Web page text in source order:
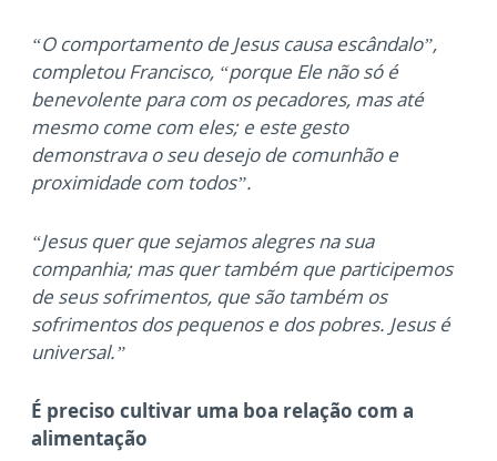
“O comportamento de Jesus causa escândalo”,
completou Francisco, “porque Ele não só é
benevolente para com os pecadores, mas até
mesmo come com eles; e este gesto
demonstrava o seu desejo de comunhão e
proximidade com todos”.
“Jesus quer que sejamos alegres na sua
companhia; mas quer também que participemos
de seus sofrimentos, que são também os
sofrimentos dos pequenos e dos pobres. Jesus é
universal.”
É preciso cultivar uma boa relação com a
alimentação